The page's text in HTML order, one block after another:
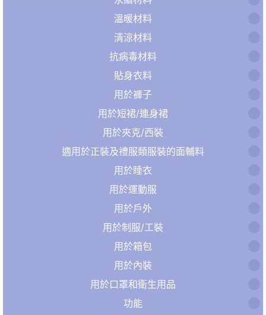
溫暖材料
清涼材料
抗病毒材料
貼身衣料
用於褲子
用於短裙/連身裙
用於夾克/西裝
適用於正裝及禮服類服裝的面輔料
用於睡衣
用於運動服
用於戶外
用於制服/工裝
用於箱包
用於內裝
用於口罩和衛生用品
功能